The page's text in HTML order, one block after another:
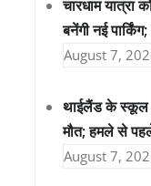
चारधाम यात्रा
बनेंगी नई
August 7,
थाईलैंड के स्कूल
मौत; हमले से पहले
August 7,